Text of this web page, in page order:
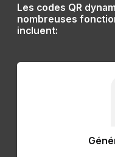
Les codes QR
nombreuses
incluent: